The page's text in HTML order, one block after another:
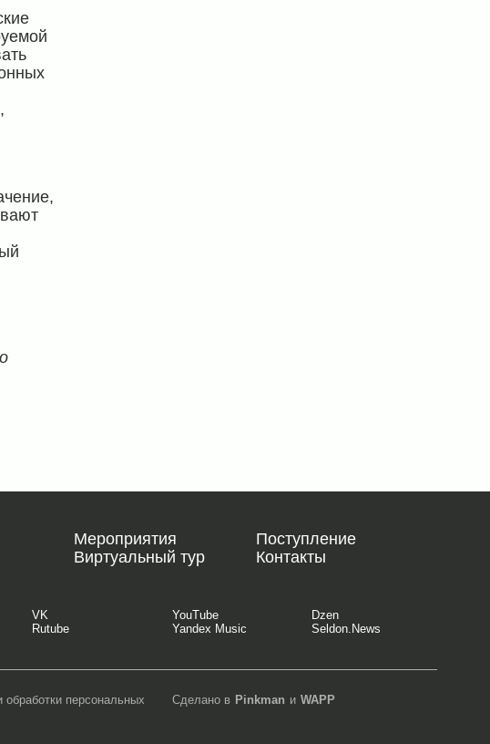
Мероприятия
Поступление
Виртуальный тур Контакты
VK YouTube
Dzen
Rutube Yandex Music
Seldon.News
обработки персональных
Сделано в Pinkman и WAPP